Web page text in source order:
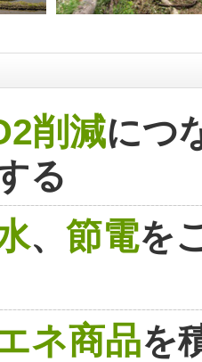
削減につ
る
、 節電を
ネ商品を